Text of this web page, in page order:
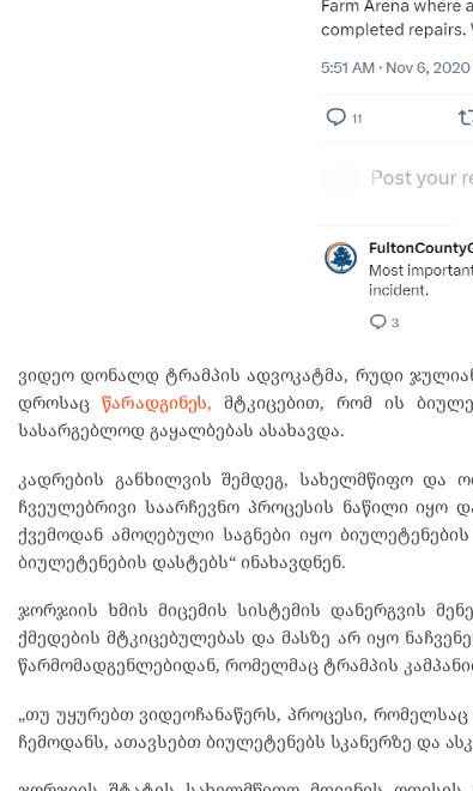
ვიდეო დონალდ ტრამპის ადვოკატმა, რუდი
დროსაც წარადგინეს, მტკიცებით, რომ ის
სასარგებლოდ გაყალბებას ასახავდა.
კადრების განხილვის შემდეგ, სახელმწიფო და
ჩვეულებრივი საარჩევნო პროცესის ნაწილი
ქვემოდან ამოღებული საგნები იყო
ბიულეტენების დასტებს“ ინახავდნენ.
ჯორჯიის ხმის მიცემის სისტემის დანერგვის
ქმედების მტკიცებულებას და მასზე არ იყო
წარმომადგენლებიდან, რომელმაც ტრამპის
„თუ უყურებთ ვიდეოჩანაწერს, პროცესი,
ჩემოდანს, ათავსებთ ბიულეტენებს სკანერზე და